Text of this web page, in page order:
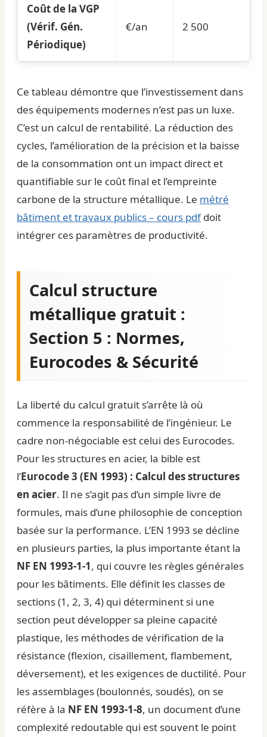
Coût de la VGP
(Vérif. Gén.
Périodique)
€/an 2 500
Ce tableau démontre que l’investissement dans
des équipements modernes n’est pas un luxe.
C’est un calcul de rentabilité. La réduction des
cycles, l’amélioration de la précision et la baisse
de la consommation ont un impact direct et
quantifiable sur le coût final et l’empreinte
carbone de la structure métallique. Le métré
bâtiment et travaux publics – cours pdfdoit
intégrer ces paramètres de productivité.
Calcul structure
métallique gratuit :
Section 5 : Normes,
Eurocodes & Sécurité
La liberté du calcul gratuit s’arrête là où
commence la responsabilité de l’ingénieur. Le
cadre non-négociable est celui des Eurocodes.
Pour les structures en acier, la bible est
l’Eurocode 3 (EN 1993) : Calcul des structures
en acier. Il ne s’agit pas d’un simple livre de
formules, mais d’une philosophie de conception
basée sur la performance. L’EN 1993 se décline
en plusieurs parties, la plus importante étant la
NF EN 1993-1-1, qui couvre les règles générales
pour les bâtiments. Elle définit les classes de
sections (1, 2, 3, 4) qui déterminent si une
section peut développer sa pleine capacité
plastique, les méthodes de vérification de la
résistance (flexion, cisaillement, flambement,
déversement), et les exigences de ductilité. Pour
les assemblages (boulonnés, soudés), on se
réfère à la NF EN 1993-1-8, un document d’une
complexité redoutable qui est souvent le point